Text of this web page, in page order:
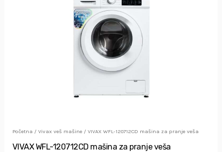
Početna / Vivax veš mašine/ VIVAX WFL-120712CD mašina za pranje veša
VIVAX WFL-120712CD mašina za pranje veša